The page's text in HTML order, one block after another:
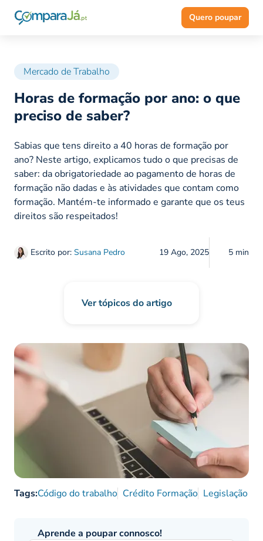
Quero poupar
Mercado de Trabalho
Horas de formação por ano: o que
preciso de saber?
Escrito por: Susana Pedro 19 Ago, 2025 5 min
Sabias que tens direito a 40 horas de formação por
ano? Neste artigo, explicamos tudo o que precisas de
saber: da obrigatoriedade ao pagamento de horas de
formação não dadas e às atividades que contam como
formação. Mantém-te informado e garante que os teus
direitos são respeitados!
Ver tópicos do artigo
Tags:Código do trabalho Crédito Formação Legislação
Aprende a poupar connosco!